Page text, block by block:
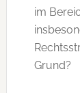
im
Grund?